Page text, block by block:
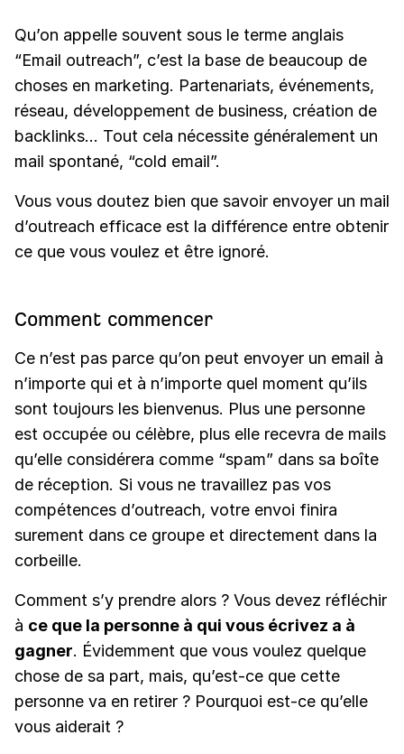
Qu’on appelle souvent sous le terme anglais
“Email outreach”, c’est la base de beaucoup de
choses en marketing. Partenariats, événements,
réseau, développement de business, création de
backlinks… Tout cela nécessite généralement un
mail spontané, “cold email”.
Vous vous doutez bien que savoir envoyer un mail
d’outreach efficace est la différence entre obtenir
ce que vous voulez et être ignoré.
Comment commencer
Ce n’est pas parce qu’on peut envoyer un email à
n’importe qui et à n’importe quel moment qu’ils
sont toujours les bienvenus. Plus une personne
est occupée ou célèbre, plus elle recevra de mails
qu’elle considérera comme “spam” dans sa boîte
de réception. Si vous ne travaillez pas vos
compétences d’outreach, votre envoi finira
surement dans ce groupe et directement dans la
corbeille.
Comment s’y prendre alors ? Vous devez réfléchir
à ce que la personne à qui vous écrivez a à
gagner. Évidemment que vous voulez quelque
chose de sa part, mais, qu’est-ce que cette
personne va en retirer ? Pourquoi est-ce qu’elle
vous aiderait ?